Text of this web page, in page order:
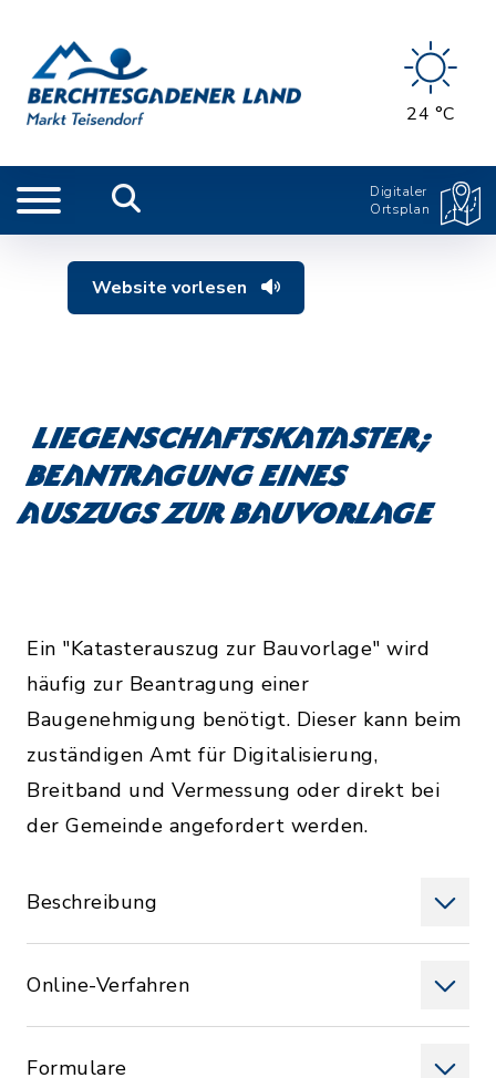
24 °C
Digitaler
Ortsplan
Website vorlesen
Liegenschaftskataster;
Beantragung eines
Auszugs zur Bauvorlage
Ein "Katasterauszug zur Bauvorlage" wird
häufig zur Beantragung einer
Baugenehmigung benötigt. Dieser kann beim
zuständigen Amt für Digitalisierung,
Breitband und Vermessung oder direkt bei
der Gemeinde angefordert werden.
Beschreibung
Online-Verfahren
Formulare